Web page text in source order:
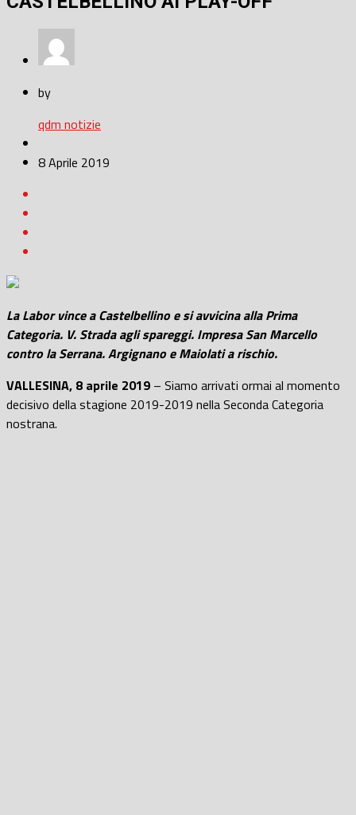
by
qdm notizie
8 Aprile 2019
La Labor vince a Castelbellino e si avvicina alla Prima
Categoria. V. Strada agli spareggi. Impresa San Marcello
contro la Serrana. Argignano e Maiolati a rischio.
VALLESINA, 8 aprile 2019 – Siamo arrivati ormai al momento
decisivo della stagione 2019-2019 nella Seconda Categoria
nostrana.